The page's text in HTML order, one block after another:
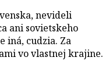
nevideli
ani sovietskeho
iná, cudzia. Za
vo vlastnej krajine.